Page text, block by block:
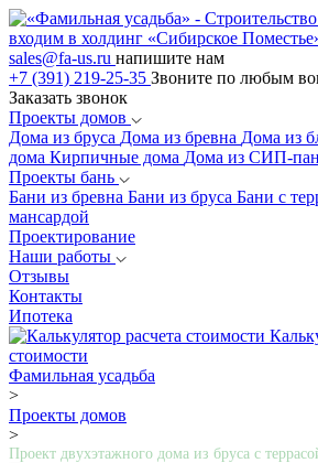
входим в холдинг «Сибирское
sales@fa-us.ru напишите нам
+7 (391) 219-25-35 Звоните по любым
Заказать звонок
Проекты домов
Дома из бруса Дома из бревна Дома из
дома Кирпичные дома Дома из СИП-
Проекты бань
Бани из бревна Бани из бруса Бани с
мансардой
Проектирование
Наши работы
Отзывы
Контакты
Ипотека
стоимости
Фамильная усадьба
>
Проекты домов
>
Проект двухэтажного дома из бруса с